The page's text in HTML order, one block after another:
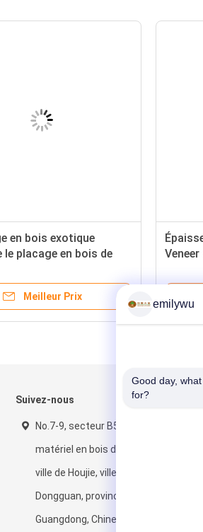
en bois exotique
le placage en bois de
Meilleur Prix
Suivez-nous
No.7-9, secteur B5, marché
matériel en bois de Xingye,
ville de Houjie, ville de
Dongguan, province du
Guangdong, Chine.
emilywu
Good day,
for?